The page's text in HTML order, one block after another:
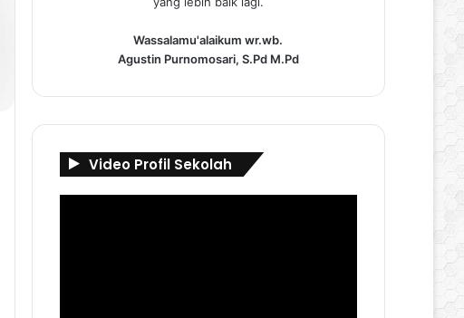
Wassalamu'alaikum wr.wb.
Agustin Purnomosari, S.Pd M.Pd
Video Profil Sekolah